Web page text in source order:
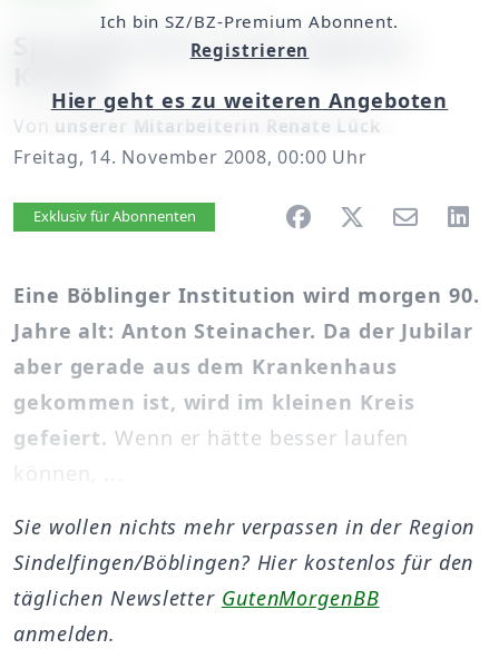
Sportbericht in der eigenen
Von unserer Mitarbeiterin Renate Lück
Freitag, 14. November 2008, 00:00 Uhr
Artikel vorlesen
Exklusiv für Abonnenten
Eine Böblinger Institution wird morgen 90.
Jahre alt: Anton Steinacher. Da der Jubilar
aber gerade aus dem Krankenhaus
gekommen ist, wird im kleinen Kreis
gefeiert. Wenn er hätte besser laufen
können, ...
Ich bin SZ/BZ-Premium Abonnent.
Registrieren
Hier geht es zu weiteren Angeboten
Sie wollen nichts mehr verpassen in der Region
Sindelfingen/Böblingen? Hier kostenlos für den
täglichen Newsletter GutenMorgenBB
anmelden.